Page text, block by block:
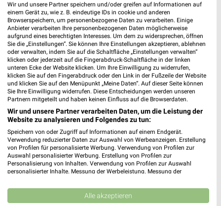
1,9 km
Dieter Knoll
Gültig bis Fr. 14.08.
1,9 km
Wohnen Spezial
Gültig bis Fr. 14.08.
Kaufland XXXLutz
Wir und unsere Partner speichern und/oder greifen auf Informationen auf
einem Gerät zu, wie z. B. eindeutige IDs in cookie und anderen
Browserspeichern, um personenbezogene Daten zu verarbeiten. Einige
Anbieter verarbeiten Ihre personenbezogenen Daten möglicherweise
aufgrund eines berechtigten Interesses. Um dem zu widersprechen, öffnen
Sie die „Einstellungen“. Sie können Ihre Einstellungen akzeptieren, ablehnen
oder verwalten, indem Sie auf die Schaltfläche „Einstellungen verwalten“
klicken oder jederzeit auf die Fingerabdruck-Schaltfläche in der linken
unteren Ecke der Website klicken. Um Ihre Einwilligung zu widerrufen,
klicken Sie auf den Fingerabdruck oder den Link in der Fußzeile der Website
und klicken Sie auf den Menüpunkt „Meine Daten“. Auf dieser Seite können
Sie Ihre Einwilligung widerrufen. Diese Entscheidungen werden unseren
Partnern mitgeteilt und haben keinen Einfluss auf die Browserdaten.
Wir und unsere Partner verarbeiten Daten, um die Leistung der
Website zu analysieren und Folgendes zu tun:
Speichern von oder Zugriff auf Informationen auf einem Endgerät.
Verwendung reduzierter Daten zur Auswahl von Werbeanzeigen. Erstellung
von Profilen für personalisierte Werbung. Verwendung von Profilen zur
Auswahl personalisierter Werbung. Erstellung von Profilen zur
Personalisierung von Inhalten. Verwendung von Profilen zur Auswahl
personalisierter Inhalte. Messung der Werbeleistung. Messung der
Kombinationen von Daten aus verschiedenen Quellen. Entwicklung und
Verbesserung der Angebote. Verwendung reduzierter Daten zur Auswahl
von Inhalten.
Alle akzeptieren